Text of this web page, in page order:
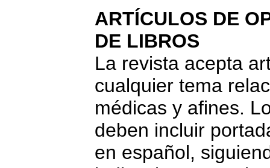
ARTÍCULOS DE
DE LIBROS
La revista acepta
cualquier tema
médicas y afines.
deben incluir
en español,